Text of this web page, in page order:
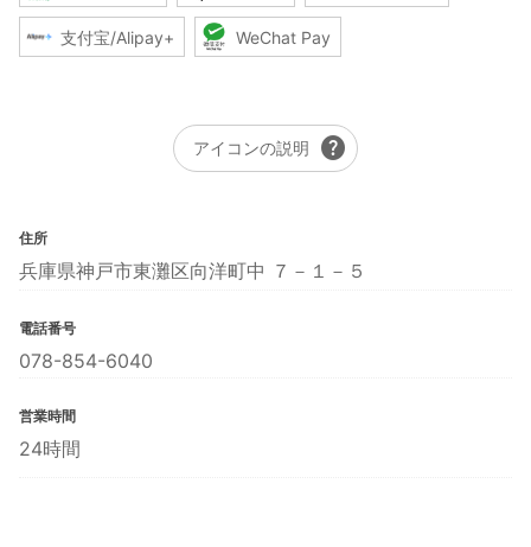
支付宝/Alipay+ WeChat Pay
アイコンの説明 help
住所
兵庫県神戸市東灘区向洋町中 ７－１－５
電話番号
078-854-6040
営業時間
24時間